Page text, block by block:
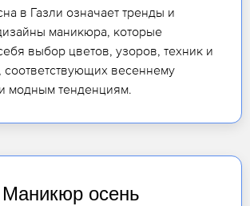
в Газли означает тренды и
маникюра, которые
выбор цветов, узоров, техник и
соответствующих весеннему
модным тенденциям.
Маникюр осень